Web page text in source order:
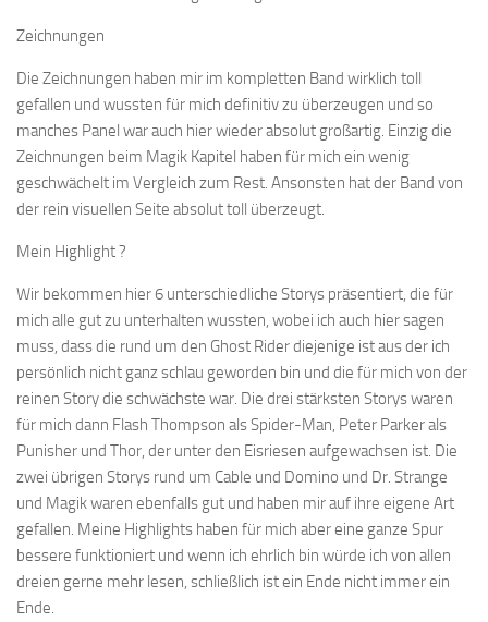
Zeichnungen
Die Zeichnungen haben mir im kompletten Band wirklich toll
gefallen und wussten für mich definitiv zu überzeugen und so
manches Panel war auch hier wieder absolut großartig. Einzig die
Zeichnungen beim Magik Kapitel haben für mich ein wenig
geschwächelt im Vergleich zum Rest. Ansonsten hat der Band von
der rein visuellen Seite absolut toll überzeugt.
Mein Highlight ?
Wir bekommen hier 6 unterschiedliche Storys präsentiert, die für
mich alle gut zu unterhalten wussten, wobei ich auch hier sagen
muss, dass die rund um den Ghost Rider diejenige ist aus der ich
persönlich nicht ganz schlau geworden bin und die für mich von der
reinen Story die schwächste war. Die drei stärksten Storys waren
für mich dann Flash Thompson als Spider-Man, Peter Parker als
Punisher und Thor, der unter den Eisriesen aufgewachsen ist. Die
zwei übrigen Storys rund um Cable und Domino und Dr. Strange
und Magik waren ebenfalls gut und haben mir auf ihre eigene Art
gefallen. Meine Highlights haben für mich aber eine ganze Spur
bessere funktioniert und wenn ich ehrlich bin würde ich von allen
dreien gerne mehr lesen, schließlich ist ein Ende nicht immer ein
Ende.